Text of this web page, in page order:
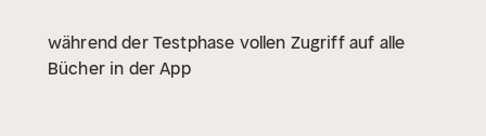
während der Testphase vollen Zugriff auf alle
Bücher in der App